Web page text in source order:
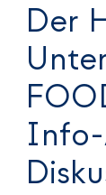
Der